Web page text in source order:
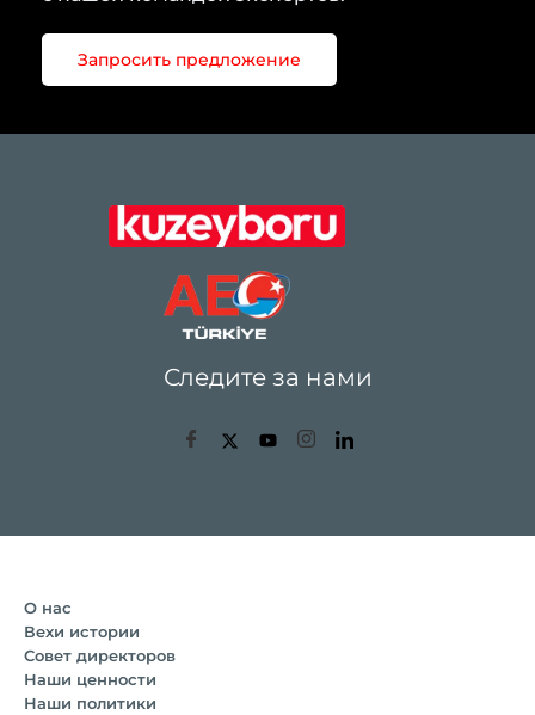
Запросить предложение
Следите за нами
О нас
Вехи истории
Совет директоров
Наши ценности
Наши политики